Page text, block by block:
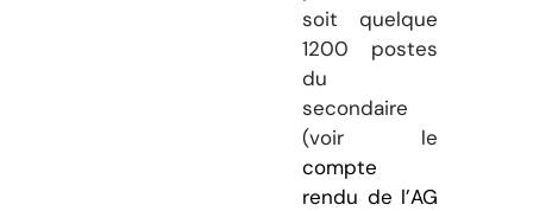
soit quelque
1200 postes
du
secondaire
(voir le
compte
rendu de l’AG